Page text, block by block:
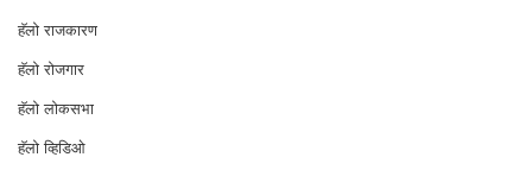
हॅलो राजकारण
⁠हॅलो रोजगार
हॅलो लोकसभा
⁠हॅलो व्हिडिओ